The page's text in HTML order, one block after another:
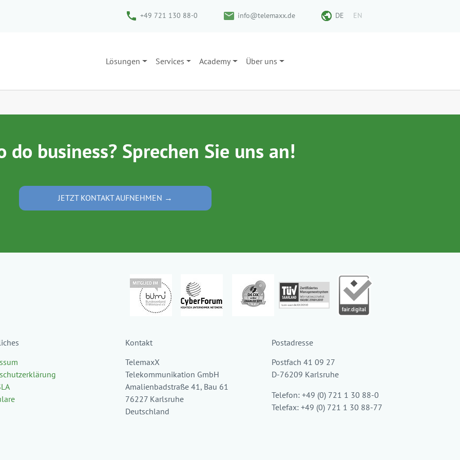
+49 721 130 88-0 info@telemaxx.de DE EN
Lösungen Services Academy Über uns
do business? Sprechen Sie uns an!
JETZT KONTAKT AUFNEHMEN →
Kontakt
TelemaxX
Telekommunikation GmbH
Amalienbadstraße 41, Bau 61
76227 Karlsruhe
Deutschland
Postadresse
Postfach 41 09 27
D-76209 Karlsruhe
Telefon: +49 (0) 721 1 30 88-0
Telefax: +49 (0) 721 1 30 88-77